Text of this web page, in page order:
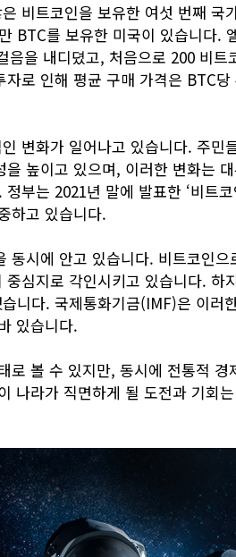
비트코인을 보유한 여섯 번째 국
BTC를 보유한 미국이 있습니다.
을 내디뎠고, 처음으로 200 비트
로 인해 평균 구매 가격은 BTC
변화가 일어나고 있습니다. 주민
높이고 있으며, 이러한 변화는
부는 2021년 말에 발표한 ‘비트코
하고 있습니다.
시에 안고 있습니다. 비트코인으
심지로 각인시키고 있습니다. 하
니다. 국제통화기금(IMF)은 이러
있습니다.
로 볼 수 있지만, 동시에 전통적 경
나라가 직면하게 될 도전과 기회